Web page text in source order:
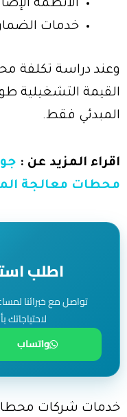
الأنظمة
خدمات
وعند دراسة تكلفة
القيمة التشغيلية
المبدئي فقط.
اقراء المزيد عن :
محطات معالجة
اطلب
تواصل مع خبرائنا
واتساب
خدمات شركات